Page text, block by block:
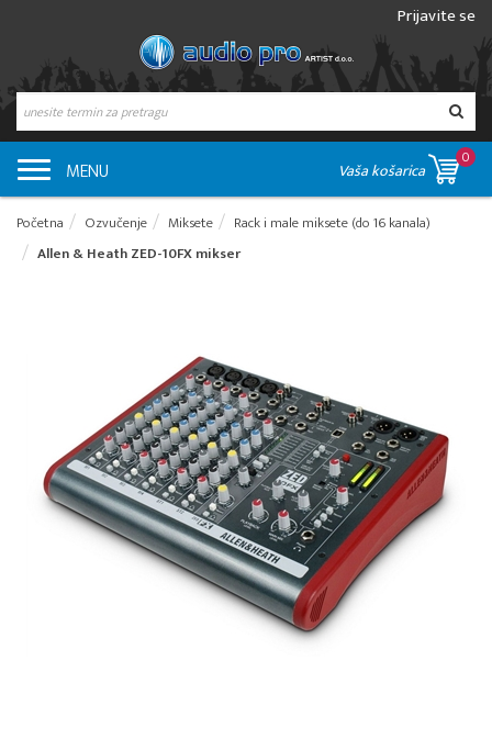
Prijavite se
MENU Vaša košarica
0
Početna Ozvučenje Miksete
Rack i male miksete (do 16 kanala)
Allen & Heath ZED-10FX mikser